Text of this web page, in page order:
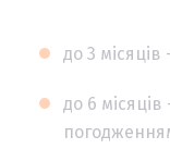
до 3
до 6